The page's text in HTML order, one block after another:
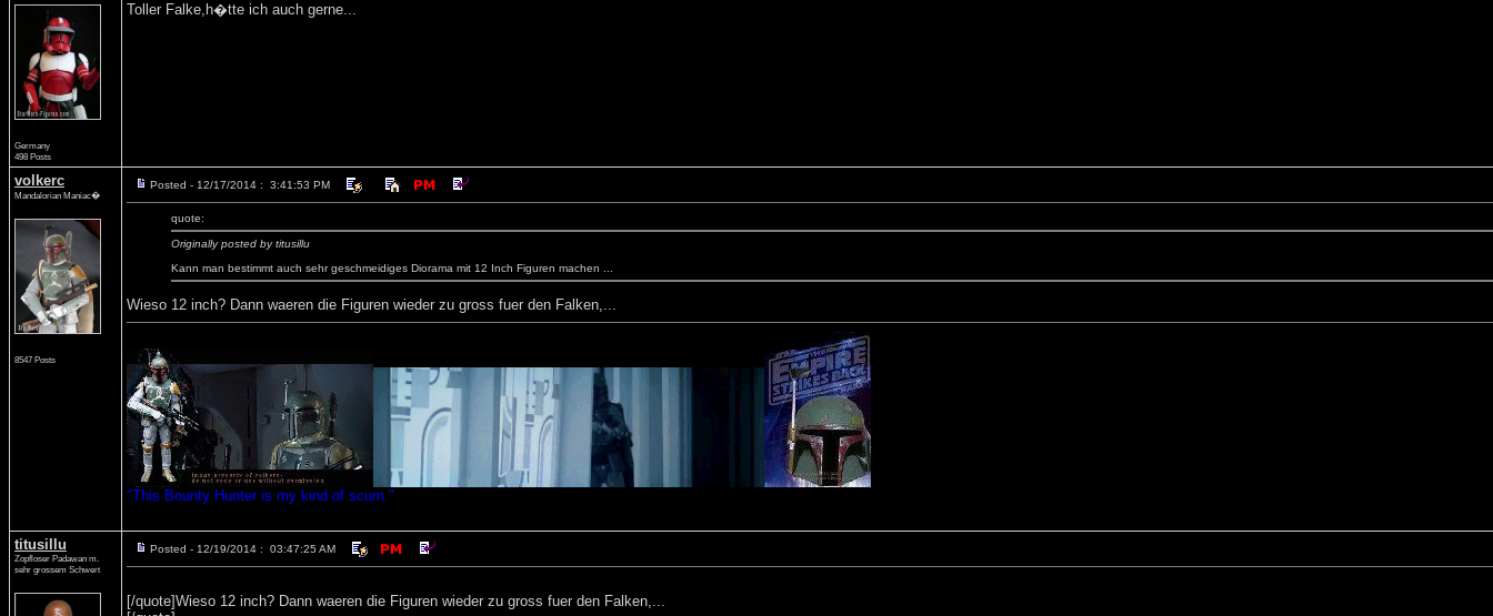
Germany
498 Posts
Toller Falke,h�tte ich auch gerne...
volkerc
Mandalorian Maniac�
8547 Posts
Posted - 12/17/2014 : 3:41:53 PM
quote:
Originally posted by titusillu
Kann man bestimmt auch sehr geschmeidiges Diorama mit 12 Inch Figuren machen ...
Wieso 12 inch? Dann waeren die Figuren wieder zu gross fuer den Falken,...
"This Bounty Hunter is my kind of scum."
titusillu
Zopfloser Padawan m.
sehr grossem Schwert
Posted - 12/19/2014 : 03:47:25 AM
[/quote]Wieso 12 inch? Dann waeren die Figuren wieder zu gross fuer den Falken,...